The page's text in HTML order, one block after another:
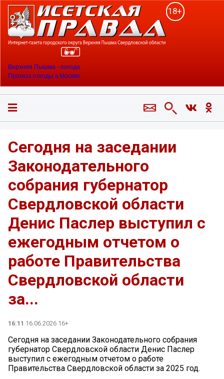
18+
Верхняя Пышма - погода
Прогноз погоды в Москве
Сегодня на заседании
Законодательного
собрания губернатор
Свердловской области
Денис Паслер выступил с
ежегодным отчетом о
работе Правительства
Свердловской области
за...
16:11 16.06.2026 16+
Сегодня на заседании Законодательного собрания
губернатор Свердловской области Денис Паслер
выступил с ежегодным отчетом о работе
Правительства Свердловской области за 2025 год.